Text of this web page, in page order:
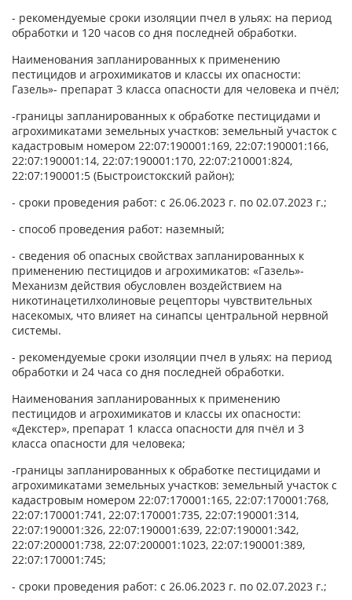
- рекомендуемые сроки изоляции пчел в ульях: на период
обработки и 120 часов со дня последней обработки.
Наименования запланированных к применению
пестицидов и агрохимикатов и классы их опасности:
Газель»- препарат 3 класса опасности для человека и пчёл;
-границы запланированных к обработке пестицидами и
агрохимикатами земельных участков: земельный участок с
кадастровым номером 22:07:190001:169, 22:07:190001:166,
22:07:190001:14, 22:07:190001:170, 22:07:210001:824,
22:07:190001:5 (Быстроистокский район);
- сроки проведения работ: с 26.06.2023 г. по 02.07.2023 г.;
- способ проведения работ: наземный;
- сведения об опасных свойствах запланированных к
применению пестицидов и агрохимикатов: «Газель»-
Механизм действия обусловлен воздействием на
никотинацетилхолиновые рецепторы чувствительных
насекомых, что влияет на синапсы центральной нервной
системы.
- рекомендуемые сроки изоляции пчел в ульях: на период
обработки и 24 часа со дня последней обработки.
Наименования запланированных к применению
пестицидов и агрохимикатов и классы их опасности:
«Декстер», препарат 1 класса опасности для пчёл и 3
класса опасности для человека;
-границы запланированных к обработке пестицидами и
агрохимикатами земельных участков: земельный участок с
кадастровым номером 22:07:170001:165, 22:07:170001:768,
22:07:170001:741, 22:07:170001:735, 22:07:190001:314,
22:07:190001:326, 22:07:190001:639, 22:07:190001:342,
22:07:200001:738, 22:07:200001:1023, 22:07:190001:389,
22:07:170001:745;
- сроки проведения работ: с 26.06.2023 г. по 02.07.2023 г.;